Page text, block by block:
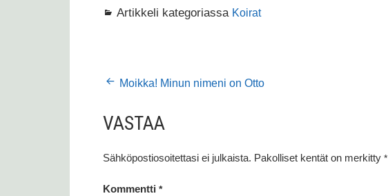
Artikkeli kategoriassa Koirat
SELAUS
Moikka! Minun nimeni on Otto
VASTAA
Sähköpostiosoitettasi ei julkaista. Pakolliset kentät on merkitty*
Kommentti*